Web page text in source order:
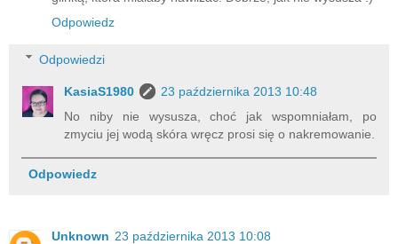
Odpowiedz
Odpowiedzi
KasiaS1980
23 października 2013 10:48
No niby nie wysusza, choć jak wspomniałam, po
zmyciu jej wodą skóra wręcz prosi się o nakremowanie.
Odpowiedz
Unknown 23 października 2013 10:08